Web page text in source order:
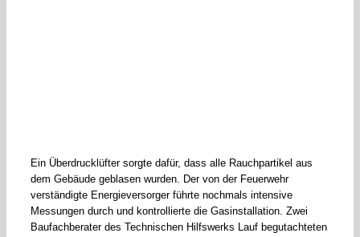
Ein Überdrucklüfter sorgte dafür, dass alle Rauchpartikel aus
dem Gebäude geblasen wurden. Der von der Feuerwehr
verständigte Energieversorger führte nochmals intensive
Messungen durch und kontrollierte die Gasinstallation. Zwei
Baufachberater des Technischen Hilfswerks Lauf begutachteten